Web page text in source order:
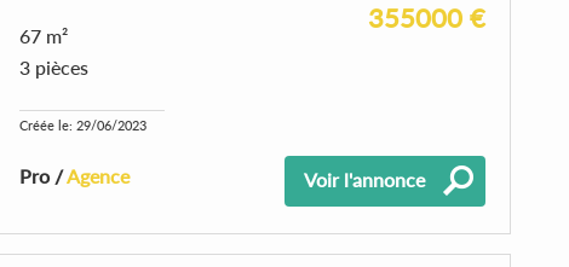
355000 €
67 m²
3 pièces
Créée le: 29/06/2023
Pro /Agence Voir l'annonce